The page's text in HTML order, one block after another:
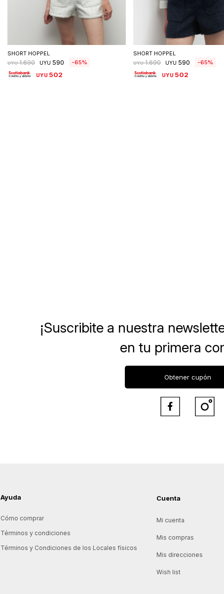
Seleccionar talle
SHORT HOPPEL
UYU 1.690 UYU 590 65
UYU 502
Seleccionar talle
SHORT HOPPEL
UYU 1.690 UYU 590 65
UYU 502
Ayuda
Cómo comprar
Términos y condiciones
Términos y Condiciones de los Locales físicos
Cuenta
Mi cuenta
Mis compras
Mis direcciones
Wish list
¡Suscribite a nuestra
en tu primera
Obtener cupón
 